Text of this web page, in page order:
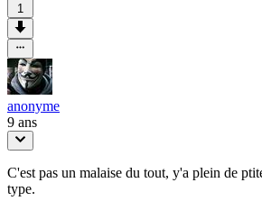
1
anonyme
9 ans
C'est pas un malaise du tout, y'a plein de
type.